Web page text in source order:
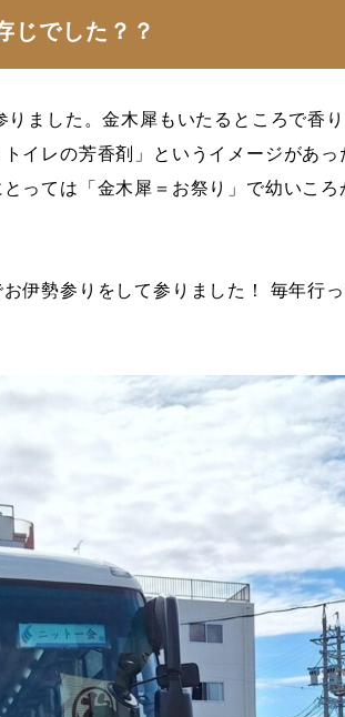
じでした？？
ました。金木犀もいたるところで香
イレの芳香剤」というイメージがあ
っては「金木犀＝お祭り」で幼いこ
伊勢参りをして参りました！ 毎年行